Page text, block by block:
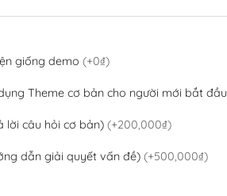
giống demo (+0₫)
Theme cơ bản cho người mới bắt đầu
lời câu hỏi cơ bản) (+200,000₫)
dẫn giải quyết vấn đề) (+500,000₫)